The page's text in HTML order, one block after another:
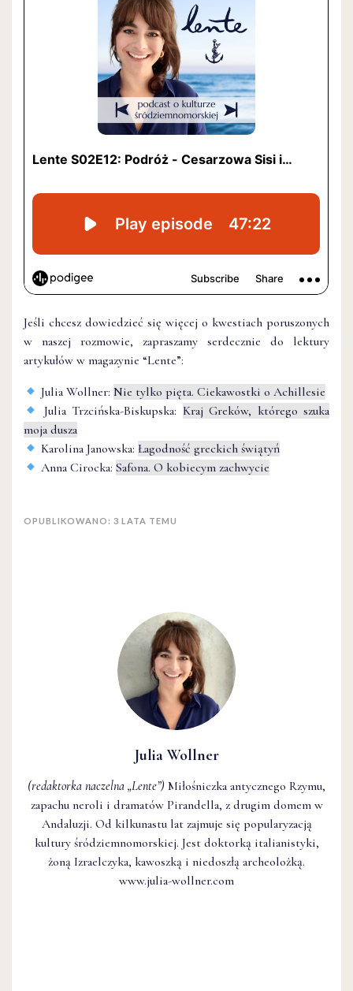
Julia Wollner
(redaktorka naczelna „Lente”) Miłośniczka antycznego Rzymu,
zapachu neroli i dramatów Pirandella, z drugim domem w
Andaluzji. Od kilkunastu lat zajmuje się popularyzacją
kultury śródziemnomorskiej. Jest doktorką italianistyki,
żoną Izraelczyka, kawoszką i niedoszłą archeolożką.
www.julia-wollner.com
Jeśli chcesz dowiedzieć się więcej o kwestiach poruszonych
w naszej rozmowie, zapraszamy serdecznie do lektury
artykułów w magazynie “Lente”:
Julia Wollner:Nie tylko pięta. Ciekawostki o Achillesie
Julia Trzcińska-Biskupska: Kraj Greków, którego szuka
moja dusza
Karolina Janowska: Łagodność greckich świątyń
Anna Cirocka:Safona. O kobiecym zachwycie
OPUBLIKOWANO: 3 LATA TEMU